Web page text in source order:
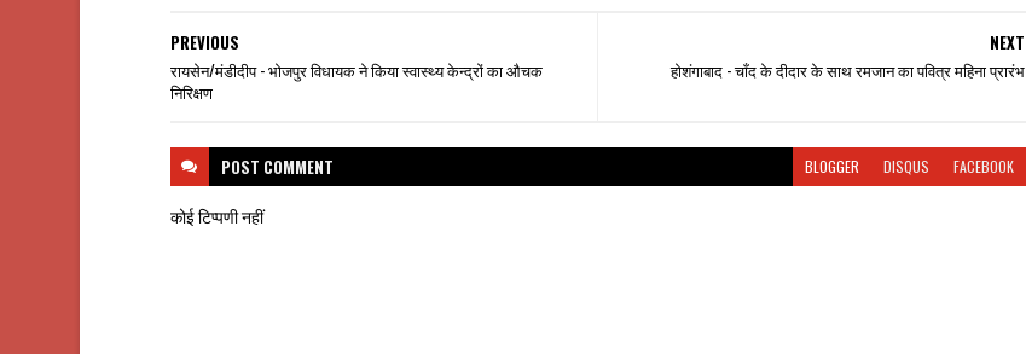
NEXT
होशंगाबाद - चाँद के दीदार के साथ रमजान का पवित्र महिना प्रारंभ
PREVIOUS
रायसेन/मंडीदीप - भोजपुर विधायक ने किया स्वास्थ्य केन्द्रों का औचक
निरिक्षण
POST COMMENT BLOGGER DISQUS FACEBOOK
कोई टिप्पणी नहीं